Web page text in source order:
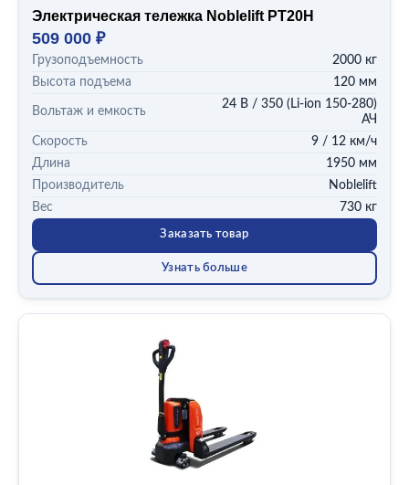
Электрическая тележка Noblelift PT20H
509 000 ₽
Грузоподъемность
2000 кг
Высота подъема
120 мм
Вольтаж и емкость
24 В / 350 (Li-ion 150-280)
АЧ
Скорость
9 / 12 км/ч
Длина
1950 мм
Производитель
Noblelift
Вес
730 кг
Заказать товар
Узнать больше